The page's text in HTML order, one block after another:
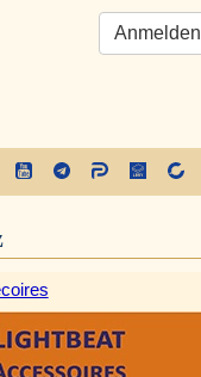
Anmelden